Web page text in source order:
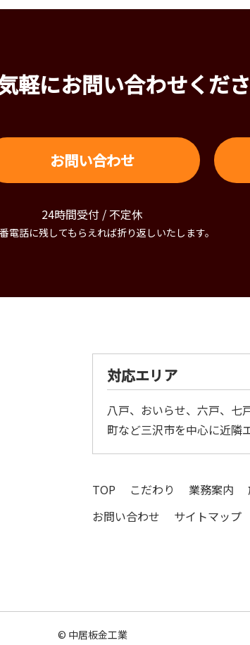
軽にお問い合わせくだ
お問い合わせ
24時間受付 / 不定休
電話に残してもらえれば折り返しいたします。
対応エリア
八戸、おいらせ、六戸、七
町など三沢市を中心に近隣
TOP こだわり 業務案内
お問い合わせ
サイトマップ
© 中居板金工業